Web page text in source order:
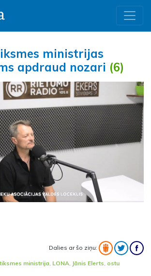
ministrijas
apdraud nozari (6)
Dalies ar šo ziņu:
ministrija LONA Jānis Elerts ostu